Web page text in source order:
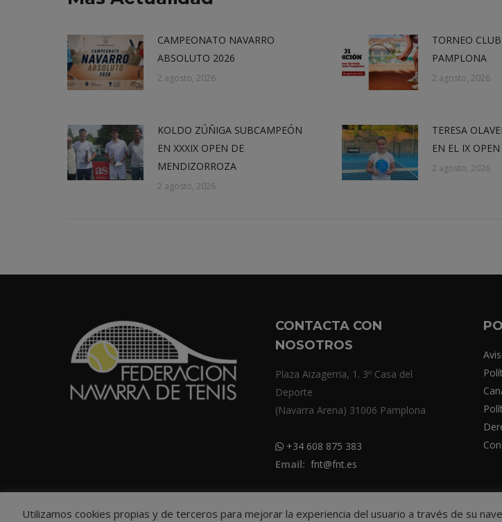
CAMPEONATO NAVARRO
ABSOLUTO 2026
2 agosto, 2026
TORNEO
PAMPLONA
2 agosto, 2026
KOLDO ZÚÑIGA SUBCAMPEÓN
EN XXXIX OPEN DE
MENDIZORROZA
2 agosto, 2026
TERESA
EN EL IX
2 agosto, 2026
CONTACTA CON
NOSOTROS
Plaza Aizagerria, 1. 3º Casa del
Deporte
(Navarra Arena) 31006 Pamplona
+34 608 875 383
Email: fnt@fnt.es
Utilizamos cookies propias y de terceros para mejorar la experiencia del usuario a través de su